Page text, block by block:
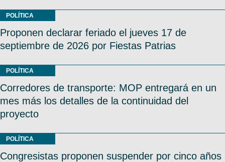
POLÍTICA
Proponen declarar feriado el jueves 17 de
septiembre de 2026 por Fiestas Patrias
POLÍTICA
Corredores de transporte: MOP entregará en un
mes más los detalles de la continuidad del
proyecto
POLÍTICA
Congresistas proponen suspender por cinco años